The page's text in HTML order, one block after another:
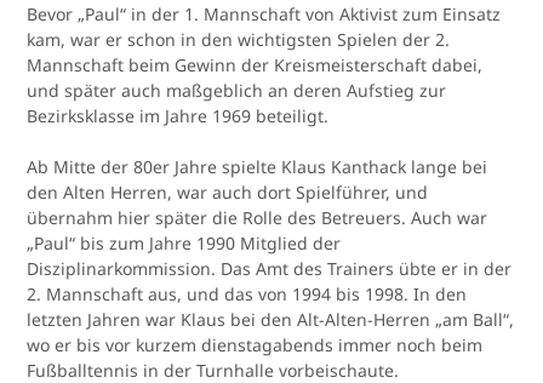
Bevor „Paul“ in der 1. Mannschaft von Aktivist zum Einsatz
kam, war er schon in den wichtigsten Spielen der 2.
Mannschaft beim Gewinn der Kreismeisterschaft dabei,
und später auch maßgeblich an deren Aufstieg zur
Bezirksklasse im Jahre 1969 beteiligt.
Ab Mitte der 80er Jahre spielte Klaus Kanthack lange bei
den Alten Herren, war auch dort Spielführer, und
übernahm hier später die Rolle des Betreuers. Auch war
„Paul“ bis zum Jahre 1990 Mitglied der
Disziplinarkommission. Das Amt des Trainers übte er in der
2. Mannschaft aus, und das von 1994 bis 1998. In den
letzten Jahren war Klaus bei den Alt-Alten-Herren „am Ball“,
wo er bis vor kurzem dienstagabends immer noch beim
Fußballtennis in der Turnhalle vorbeischaute.